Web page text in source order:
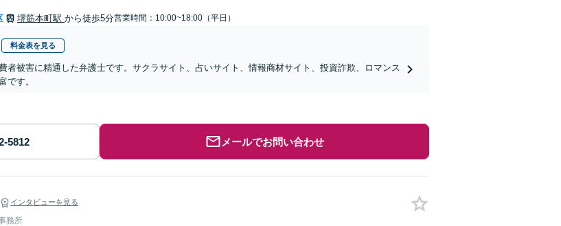
堺筋本町駅 から徒歩5分営業時間：10:00~18:00（平日）
料金表を見る
者被害に精通した弁護士です。サクラサイト、占いサイト、情報商材サイト、投資詐欺、ロマンス
です。
メールでお問い合わせ
インタビューを見る
務所